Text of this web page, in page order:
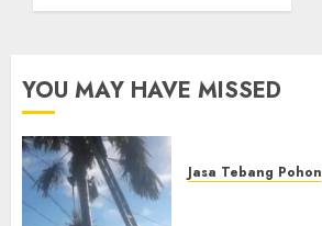
0
YOU MAY HAVE MISSED
Jasa Tebang Pohon